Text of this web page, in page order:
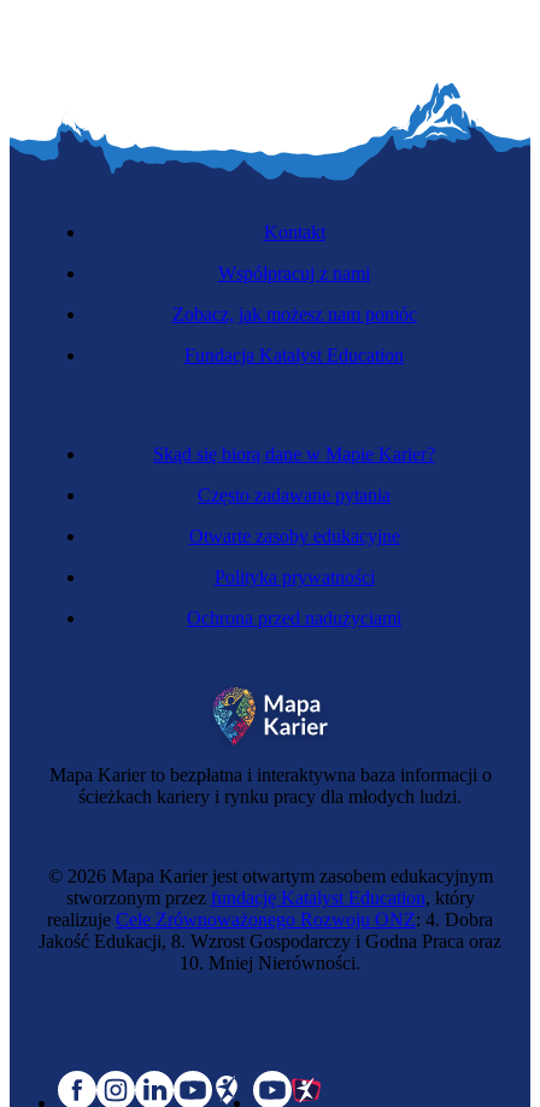
Mapa Karier to bezpłatna i interaktywna baza informacji o
ścieżkach kariery i rynku pracy dla młodych ludzi.
Skąd się biorą dane w Mapie Karier?
Często zadawane pytania
Otwarte zasoby edukacyjne
Polityka prywatności
Ochrona przed nadużyciami
Kontakt
Współpracuj z nami
Zobacz, jak możesz nam pomóc
Fundacja Katalyst Education
© 2026 Mapa Karier jest otwartym zasobem edukacyjnym
stworzonym przez fundację Katalyst Education, który
realizuje Cele Zrównoważonego Rozwoju ONZ: 4. Dobra
Jakość Edukacji, 8. Wzrost Gospodarczy i Godna Praca oraz
10. Mniej Nierówności.